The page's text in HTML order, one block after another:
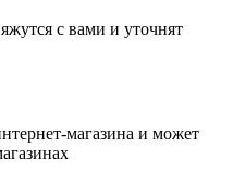
с вами и уточнят
магазина и может